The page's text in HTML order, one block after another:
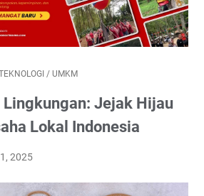
/ UMKM
Lingkungan: Jejak Hijau
Lokal Indonesia
2025